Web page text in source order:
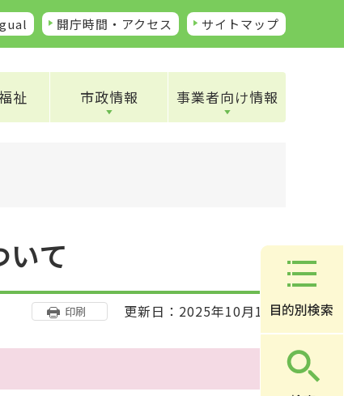
開庁時間・アクセス サイトマップ
祉 市政情報 事業者向け情報
いて
印刷 更新日：2025年10月16日